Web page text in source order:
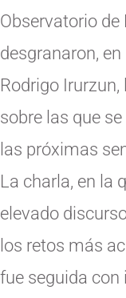
Observatorio de
desgranaron,
Rodrigo
sobre las que
las próximas
La charla, en la
elevado
los retos más
fue seguida con